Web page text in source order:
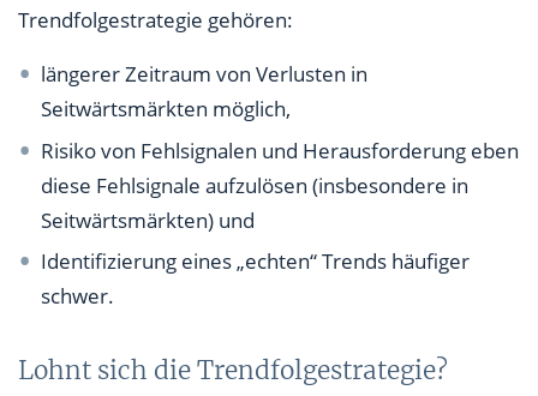
Trendfolgestrategie gehören:
längerer Zeitraum von Verlusten in
Seitwärtsmärkten möglich,
Risiko von Fehlsignalen und Herausforderung eben
diese Fehlsignale aufzulösen (insbesondere in
Seitwärtsmärkten) und
Identifizierung eines „echten“ Trends häufiger
schwer.
Lohnt sich die Trendfolgestrategie?